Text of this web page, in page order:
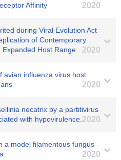
Affinity
2020
during Viral Evolution Act
of Contemporary
Host Range
2020
avian influenza virus host
2020
necatrix by a partitivirus
with hypovirulence. 2020
a model filamentous fungus
2020